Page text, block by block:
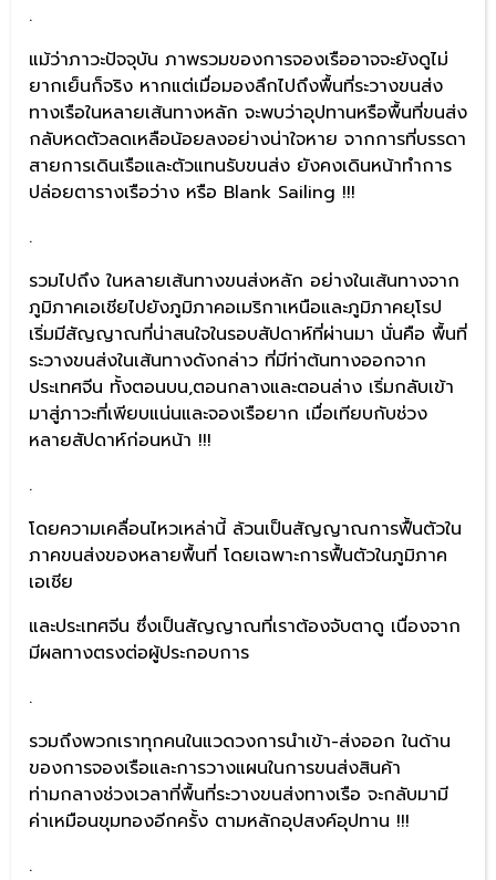
.
แม้ว่าภาวะปัจจุบัน ภาพรวมของการจองเรืออาจจะยังดูไม่
ยากเย็นก็จริง หากแต่เมื่อมองลึกไปถึงพื้นที่ระวางขนส่ง
ทางเรือในหลายเส้นทางหลัก จะพบว่าอุปทานหรือพื้นที่ขนส่ง
กลับหดตัวลดเหลือน้อยลงอย่างน่าใจหาย จากการที่บรรดา
สายการเดินเรือและตัวแทนรับขนส่ง ยังคงเดินหน้าทำการ
ปล่อยตารางเรือว่าง หรือ Blank Sailing !!!
.
รวมไปถึง ในหลายเส้นทางขนส่งหลัก อย่างในเส้นทางจาก
ภูมิภาคเอเชียไปยังภูมิภาคอเมริกาเหนือและภูมิภาคยุโรป
เริ่มมีสัญญาณที่น่าสนใจในรอบสัปดาห์ที่ผ่านมา นั่นคือ พื้นที่
ระวางขนส่งในเส้นทางดังกล่าว ที่มีท่าต้นทางออกจาก
ประเทศจีน ทั้งตอนบน,ตอนกลางและตอนล่าง เริ่มกลับเข้า
มาสู่ภาวะที่เพียบแน่นและจองเรือยาก เมื่อเทียบกับช่วง
หลายสัปดาห์ก่อนหน้า !!!
.
โดยความเคลื่อนไหวเหล่านี้ ล้วนเป็นสัญญาณการฟื้นตัวใน
ภาคขนส่งของหลายพื้นที่ โดยเฉพาะการฟื้นตัวในภูมิภาค
เอเชีย
และประเทศจีน ซึ่งเป็นสัญญาณที่เราต้องจับตาดู เนื่องจาก
มีผลทางตรงต่อผู้ประกอบการ
.
รวมถึงพวกเราทุกคนในแวดวงการนำเข้า-ส่งออก ในด้าน
ของการจองเรือและการวางแผนในการขนส่งสินค้า
ท่ามกลางช่วงเวลาที่พื้นที่ระวางขนส่งทางเรือ จะกลับมามี
ค่าเหมือนขุมทองอีกครั้ง ตามหลักอุปสงค์อุปทาน !!!
.